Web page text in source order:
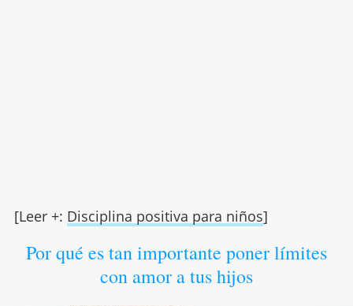
[Leer +: Disciplina positiva para niños]
Por qué es tan importante poner límites
con amor a tus hijos